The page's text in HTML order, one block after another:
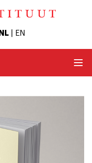
NL| EN